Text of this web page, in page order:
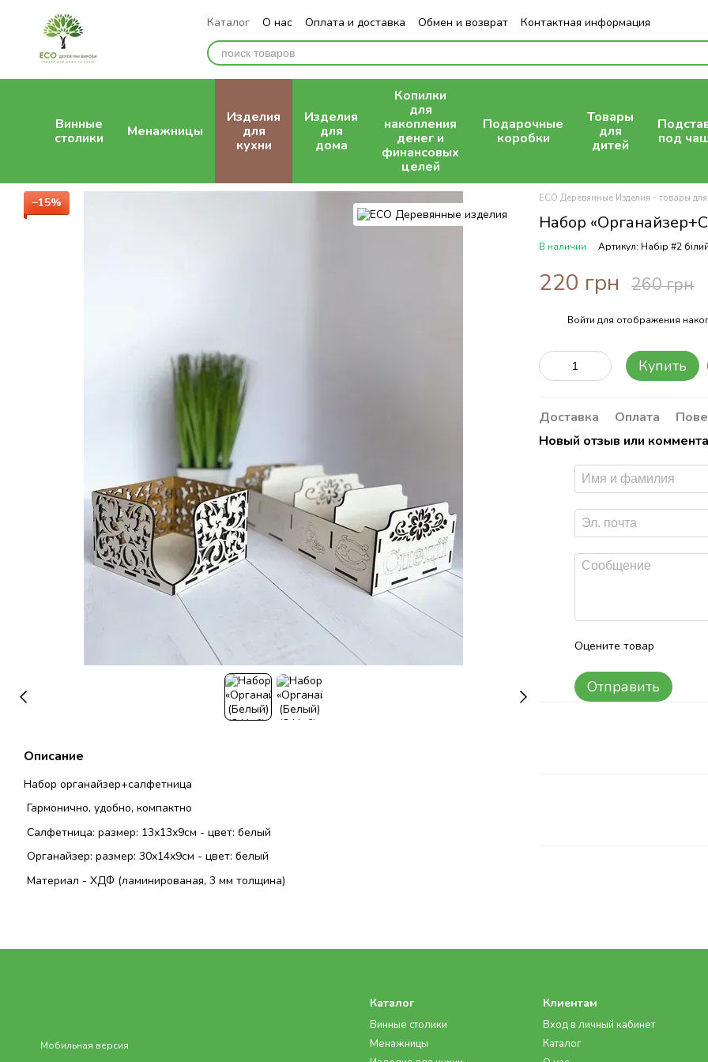
Перейти к основному контенту
Каталог О нас Оплата и доставка Обмен и возврат
Контактная информация
Отзывы о магазине
Винные
столики
Менажницы
Изделия
для
кухни
Изделия
для
дома
Копилки
для
накопления
денег и
финансовых
целей
Подарочные
коробки
Товары
для
дитей
под
−15%
Описание
Набор органайзер+салфетница
Гармонично, удобно, компактно
Салфетница: размер: 13х13х9см - цвет: белый
Органайзер: размер: 30х14х9см - цвет: белый
Материал - ХДФ (ламинированая, 3 мм толщина)
ECO Деревянные Изделия - товары
Набор
В наличии Артикул: Набір #2
220 грн 260 грн
Войти для отображения
Купить
Доставка Оплата
Новый отзыв или
Оцените товар
Отправить
Мобильная версия
Каталог
Винные столики
Менажницы
Клиентам
Вход в личный кабинет
Каталог